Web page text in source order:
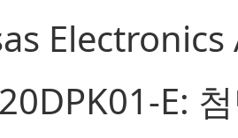
Electronics
E: